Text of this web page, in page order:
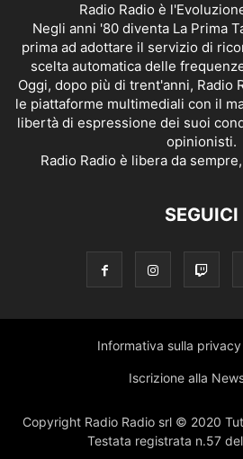
Radio Radio è
Negli anni '80 diventa La Prima
prima ad adottare il servizio di
scelta automatica delle
Oggi, dopo più di trent'anni, Radio
le piattaforme multimediali con il
libertà di espressione dei suoi
opinionisti.
Radio Radio è libera da
SEGUICI
Informativa sulla privacy
Iscrizione alla
Copyright Radio Radio srl © 2020
Testata registrata n.57